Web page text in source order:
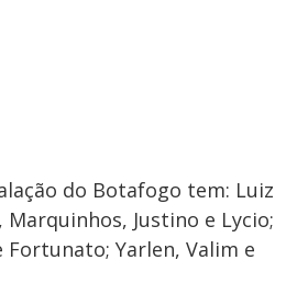
do Botafogo tem: Luiz
Marquinhos, Justino e Lycio;
Yarlen, Valim e